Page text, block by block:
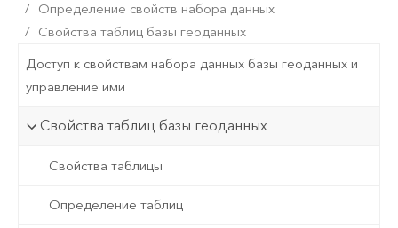
Определение свойств набора данных
Свойства таблиц базы геоданных
Доступ к свойствам набора данных базы геоданных и
управление ими
Свойства таблиц базы геоданных
Свойства таблицы
Определение таблиц